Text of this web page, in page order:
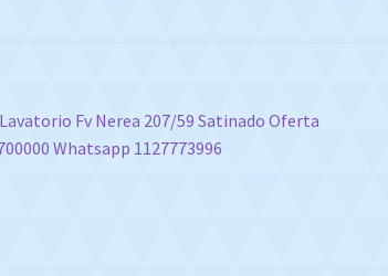
Fv Nerea 207/59 Satinado Oferta
Whatsapp 1127773996